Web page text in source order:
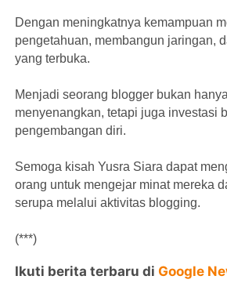
Dengan meningkatnya kemampuan
pengetahuan, membangun jaringan,
yang terbuka.
Menjadi seorang blogger bukan
menyenangkan, tetapi juga investasi
pengembangan diri.
Semoga kisah Yusra Siara dapat
orang untuk mengejar minat mereka
serupa melalui aktivitas blogging.
(***)
Ikuti berita terbaru diGoogle